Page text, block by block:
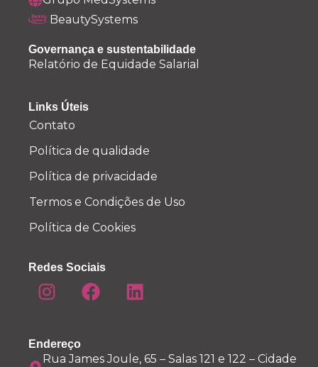
BeautySystems
Governança e sustentabilidade
Relatório de Equidade Salarial
Links Úteis
Contato
Política de qualidade
Política de privacidade
Termos e Condições de Uso
Política de Cookies
Redes Sociais
Endereço
Rua James Joule, 65 – Salas 121 e 122 – Cidade